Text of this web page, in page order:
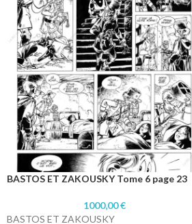
BASTOS ET ZAKOUSKY Tome 6 page 23
1000,00€
BASTOS ET ZAKOUSKY